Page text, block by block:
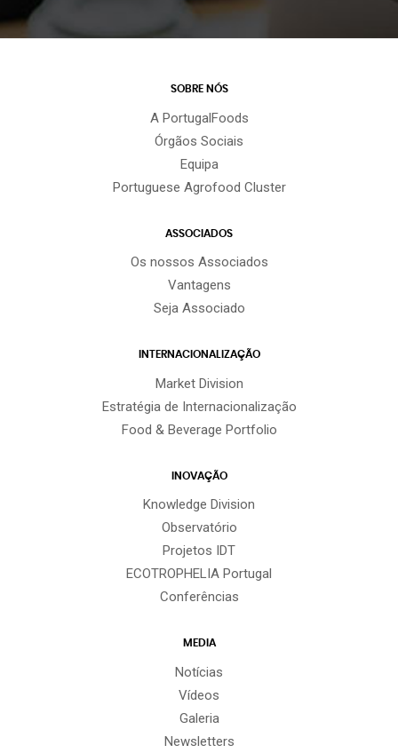
SOBRE NÓS
A PortugalFoods
Órgãos Sociais
Equipa
Portuguese Agrofood Cluster
ASSOCIADOS
Os nossos Associados
Vantagens
Seja Associado
INTERNACIONALIZAÇÃO
Market Division
Estratégia de Internacionalização
Food & Beverage Portfolio
INOVAÇÃO
Knowledge Division
Observatório
Projetos IDT
ECOTROPHELIA Portugal
Conferências
MEDIA
Notícias
Vídeos
Galeria
Newsletters